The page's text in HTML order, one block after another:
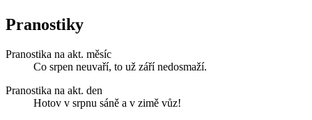
Pranostiky
Pranostika na akt. měsíc
Co srpen neuvaří, to už září nedosmaží.
Pranostika na akt. den
Hotov v srpnu sáně a v zimě vůz!